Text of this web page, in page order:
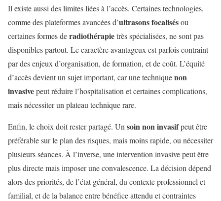
Il existe aussi des limites liées à l’accès. Certaines technologies,
comme des plateformes avancées d’ultrasons focalisésou
certaines formes deradiothérapietrès spécialisées, ne sont pas
disponibles partout. Le caractère avantageux est parfois contraint
par des enjeux d’organisation, de formation, et de coût. L’équité
d’accès devient un sujet important, car une techniquenon
invasivepeut réduire l’hospitalisation et certaines complications,
mais nécessiter un plateau technique rare.
Enfin, le choix doit rester partagé. Un soin non invasifpeut être
préférable sur le plan des risques, mais moins rapide, ou nécessiter
plusieurs séances. À l’inverse, une intervention invasive peut être
plus directe mais imposer une convalescence. La décision dépend
alors des priorités, de l’état général, du contexte professionnel et
familial, et de la balance entre bénéfice attendu et contraintes